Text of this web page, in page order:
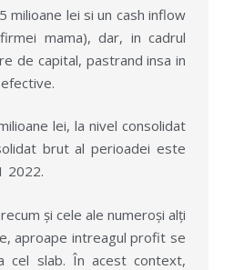
lei si un cash inflow
mama), dar, in cadrul
de capital, pastrand insa in
lei, la nivel consolidat
brut al perioadei este
2022.
și cele ale numeroși alți
aproape intreagul profit se
cel slab. În acest context,